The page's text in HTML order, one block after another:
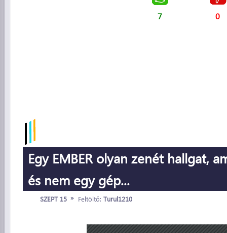
7 0
Egy EMBER olyan zenét hallgat,
és nem egy gép...
SZEPT 15 » Feltöltő: Turul1210